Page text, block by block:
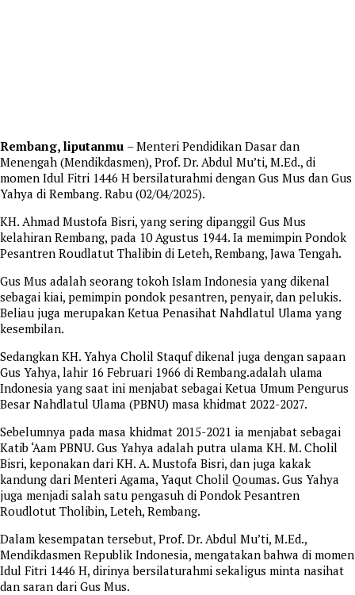
Rembang, liputanmu – Menteri Pendidikan Dasar dan
Menengah (Mendikdasmen), Prof. Dr. Abdul Mu’ti, M.Ed., di
momen Idul Fitri 1446 H bersilaturahmi dengan Gus Mus dan Gus
Yahya di Rembang. Rabu (02/04/2025).
KH. Ahmad Mustofa Bisri, yang sering dipanggil Gus Mus
kelahiran Rembang, pada 10 Agustus 1944. Ia memimpin Pondok
Pesantren Roudlatut Thalibin di Leteh, Rembang, Jawa Tengah.
Gus Mus adalah seorang tokoh Islam Indonesia yang dikenal
sebagai kiai, pemimpin pondok pesantren, penyair, dan pelukis.
Beliau juga merupakan Ketua Penasihat Nahdlatul Ulama yang
kesembilan.
Sedangkan KH. Yahya Cholil Staquf dikenal juga dengan sapaan
Gus Yahya, lahir 16 Februari 1966 di Rembang.adalah ulama
Indonesia yang saat ini menjabat sebagai Ketua Umum Pengurus
Besar Nahdlatul Ulama (PBNU) masa khidmat 2022-2027.
Sebelumnya pada masa khidmat 2015-2021 ia menjabat sebagai
Katib ‘Aam PBNU. Gus Yahya adalah putra ulama KH. M. Cholil
Bisri, keponakan dari KH. A. Mustofa Bisri, dan juga kakak
kandung dari Menteri Agama, Yaqut Cholil Qoumas. Gus Yahya
juga menjadi salah satu pengasuh di Pondok Pesantren
Roudlotut Tholibin, Leteh, Rembang.
Dalam kesempatan tersebut, Prof. Dr. Abdul Mu’ti, M.Ed.,
Mendikdasmen Republik Indonesia, mengatakan bahwa di momen
Idul Fitri 1446 H, dirinya bersilaturahmi sekaligus minta nasihat
dan saran dari Gus Mus.